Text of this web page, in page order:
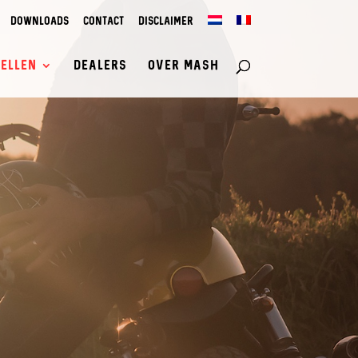
Downloads Contact Disclaimer
Dealers Over Mash